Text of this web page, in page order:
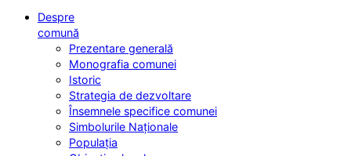
Despre
comună
Prezentare generală
Monografia comunei
Istoric
Strategia de dezvoltare
Însemnele specifice comunei
Simbolurile Naționale
Populația